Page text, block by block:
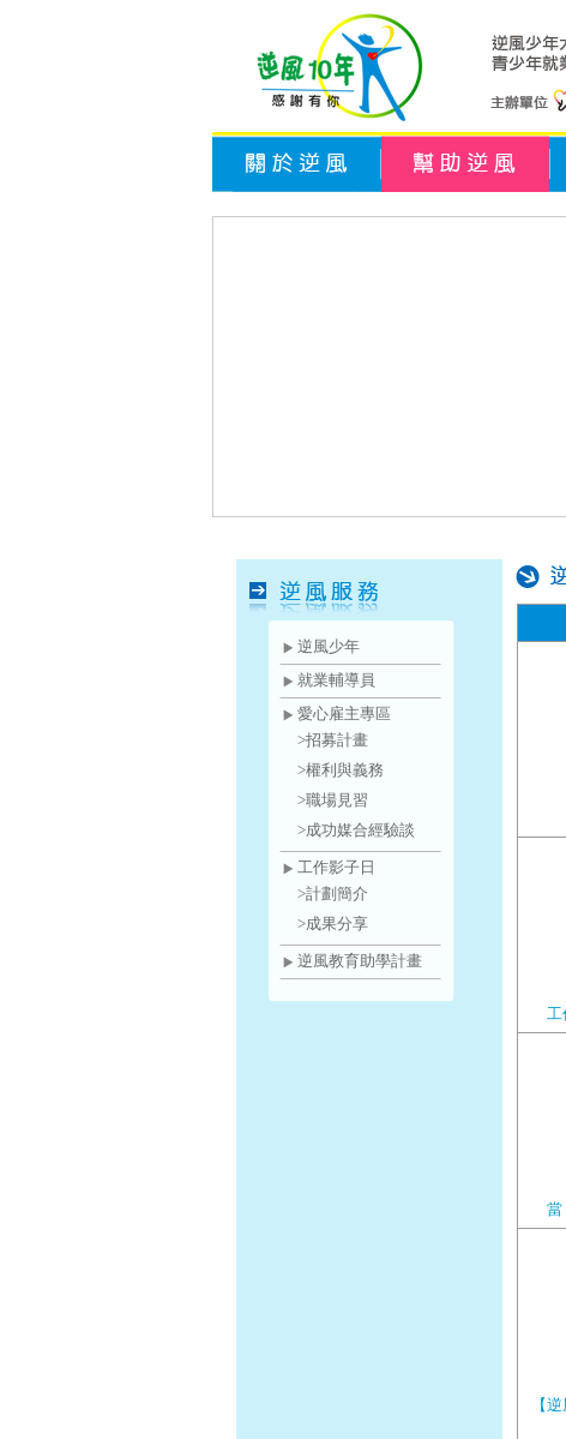
逆風少年
就業輔導員
愛心雇主專區
>招募計畫
>權利與義務
>職場見習
>成功媒合經驗談
工作影子日
>計劃簡介
>成果分享
逆風教育助學計畫
工
當
【